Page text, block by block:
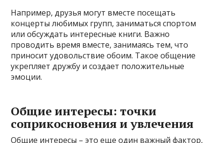
Например, друзья могут вместе посещать
концерты любимых групп, заниматься спортом
или обсуждать интересные книги. Важно
проводить время вместе, занимаясь тем, что
приносит удовольствие обоим. Такое общение
укрепляет дружбу и создает положительные
эмоции.
Общие интересы: точки
соприкосновения и увлечения
Общие интересы – это еще один важный фактор,